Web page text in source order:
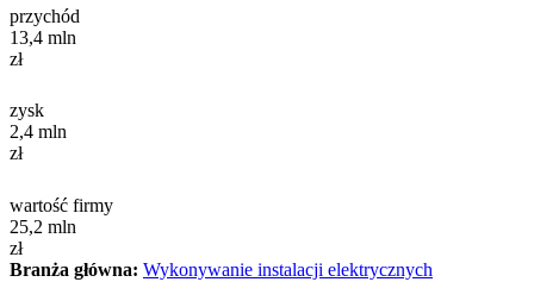
przychód
13,4 mln
zł
zysk
2,4 mln
zł
wartość firmy
25,2 mln
zł
Branża główna: Wykonywanie instalacji elektrycznych